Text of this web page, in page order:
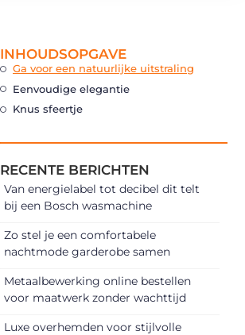
INHOUDSOPGAVE
Ga voor een natuurlijke uitstraling
Eenvoudige elegantie
Knus sfeertje
RECENTE BERICHTEN
Van energielabel tot decibel dit telt
bij een Bosch wasmachine
Zo stel je een comfortabele
nachtmode garderobe samen
Metaalbewerking online bestellen
voor maatwerk zonder wachttijd
Luxe overhemden voor stijlvolle